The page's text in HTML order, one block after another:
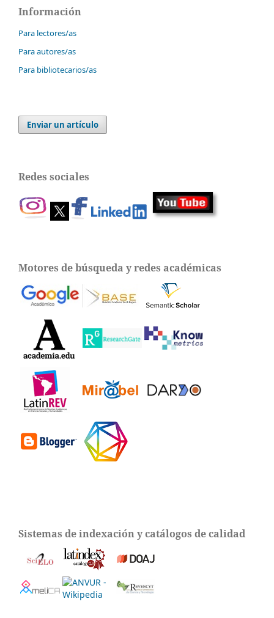
Información
Para lectores/as
Para autores/as
Para bibliotecarios/as
Enviar un artículo
Redes sociales
Motores de búsqueda y redes académicas
Sistemas de indexación y catálogos de calidad